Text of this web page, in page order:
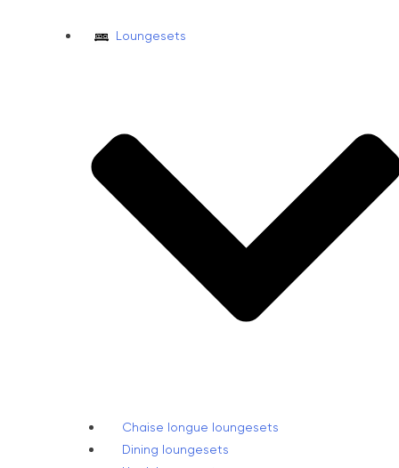
Loungesets
Chaise longue loungesets
Dining loungesets